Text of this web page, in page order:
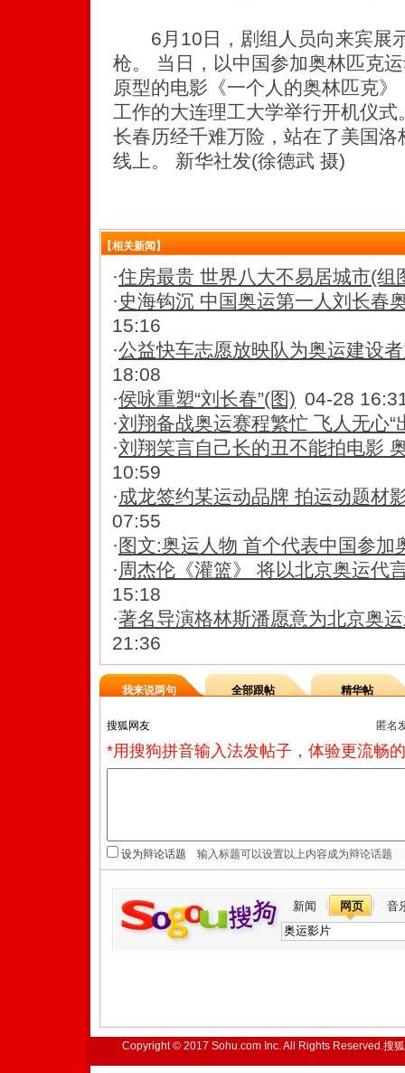
6月10日，剧组人员向来宾展
枪。 当日，以中国参加奥林匹克
原型的电影《一个人的奥林匹克
工作的大连理工大学举行开机仪
长春历经千难万险，站在了美国
线上。 新华社发(徐德武 摄)
【相关新闻】
·住房最贵 世界八大不易居城市(组
· 史海钩沉 中国奥运第一人刘长春
15:16
·公益快车志愿放映队为奥运建设
18:08
·侯咏重塑“刘长春”(图) 04-28
·刘翔备战奥运赛程繁忙 飞人无心“
·刘翔笑言自己长的丑不能拍电影
10:59
·成龙签约某运动品牌 拍运动题材
07:55
· 图文:奥运人物 首个代表中国参加
·周杰伦《灌篮》 将以北京奥运代
15:18
·著名导演格林斯潘愿意为北京奥
21:36
我来说两句 全部跟帖 精华帖
匿名
*用搜狗拼音输入法发帖子，体验更流畅
设为辩论话题
新闻 网页 音
Copyright © 2017 Sohu.com Inc. All Rights Reserved.搜